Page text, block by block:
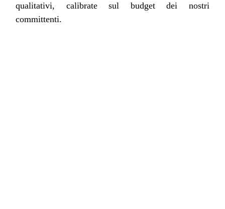
qualitativi, calibrate sul budget dei nostri
committenti.